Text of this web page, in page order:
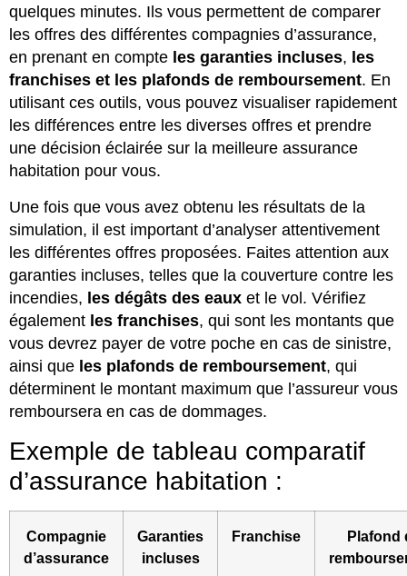
quelques minutes. Ils vous permettent de comparer
les offres des différentes compagnies d’assurance,
en prenant en compte les garanties incluses, les
franchises et les plafonds de remboursement. En
utilisant ces outils, vous pouvez visualiser rapidement
les différences entre les diverses offres et prendre
une décision éclairée sur la meilleure assurance
habitation pour vous.
Une fois que vous avez obtenu les résultats de la
simulation, il est important d’analyser attentivement
les différentes offres proposées. Faites attention aux
garanties incluses, telles que la couverture contre les
incendies, les dégâts des eaux et le vol. Vérifiez
également les franchises, qui sont les montants que
vous devrez payer de votre poche en cas de sinistre,
ainsi que les plafonds de remboursement, qui
déterminent le montant maximum que l’assureur vous
remboursera en cas de dommages.
Exemple de tableau comparatif
d’assurance habitation :
Compagnie
d’assurance
Garanties
incluses
Franchise
Plafond